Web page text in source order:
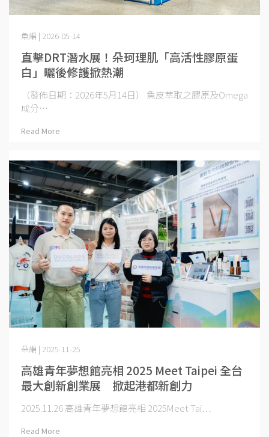
直擊DRT潛水展！朵珂理肌「高活性膠原蛋
白」曬後修護掀熱潮
魚編 | 2026-05-14
（發佈日期：2026年5月14日） 魚皮萃取之膠原及Omega
成分⋯
Read More
高雄青年夢想館亮相 2025 Meet Taipei 全台
最大創新創業展 掀起港都新創力
朵編 | 2025-11-25
2025.11.26 高雄青年夢想館亮相 2025Meet Tai⋯
Read More